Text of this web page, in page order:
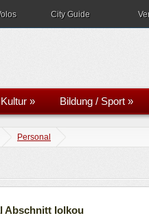
City Guide
Kultur » Bildung / Sport »
Personal
Abschnitt Iolkou